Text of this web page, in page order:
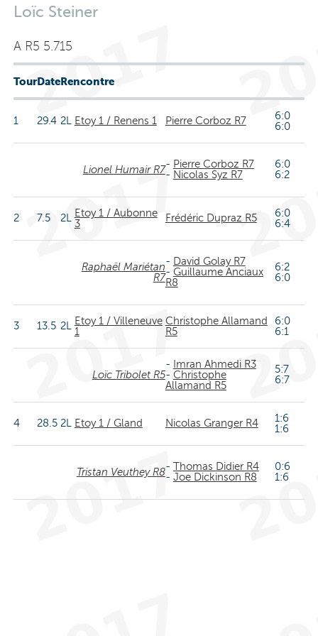
Loïc Steiner
A R5 5.715
TourDateRencontre
1 29.4 2L Etoy 1 / Renens 1 Pierre Corboz R7
6:0
6:0
Lionel Humair R7- Pierre Corboz R7
- Nicolas Syz R7
6:0
6:2
2 7.5 2LEtoy 1 / Aubonne
3
Frédéric Dupraz R5
6:0
6:4
Raphaël Mariétan
R7
- David Golay R7
- Guillaume Anciaux
R8
6:2
6:0
3 13.5 2LEtoy 1 / Villeneuve
1
Christophe Allamand
R5
6:0
6:1
Loïc Tribolet R5
-
Imran Ahmedi R3
- Christophe
Allamand R5
5:7
6:7
4 28.5 2L Etoy 1 / Gland Nicolas Granger R4
1:6
1:6
Tristan Veuthey R8- Thomas Didier R4
- Joe Dickinson R8
0:6
1:6